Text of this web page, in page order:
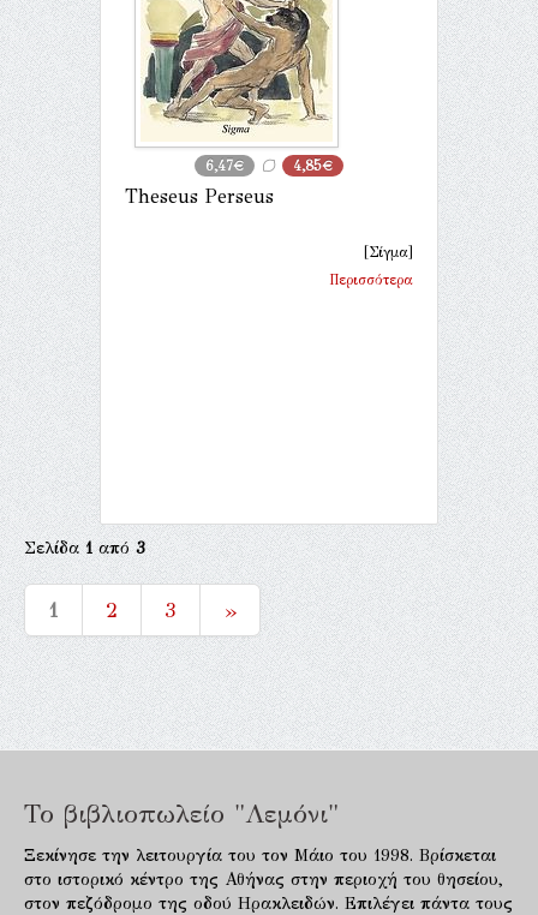
6,47€ 4,85€
Theseus Perseus
[Σίγμα]
Περισσότερα
Σελίδα1από3
1 2 3 »
Το βιβλιοπωλείο "Λεμόνι"
Ξεκίνησε την λειτουργία του τον Μάιο του 1998. Βρίσκεται
στο ιστορικό κέντρο της Αθήνας στην περιοχή του θησείου,
στον πεζόδρομο της οδού Ηρακλειδών. Επιλέγει πάντα τους